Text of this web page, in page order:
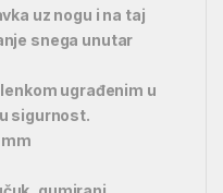
uz nogu i na taj
snega unutar
ugrađenim u
sigurnost.